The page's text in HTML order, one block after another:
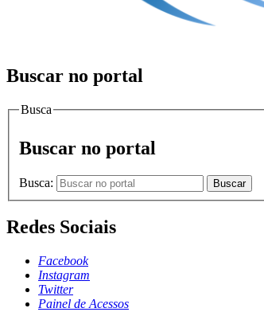
Buscar no portal
Busca
Buscar no portal
Busca: Buscar
Redes Sociais
Facebook
Instagram
Twitter
Painel de Acessos